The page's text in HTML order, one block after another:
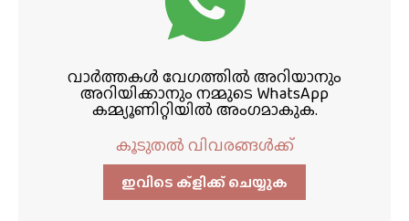
വാർത്തകൾ വേഗത്തിൽ അറിയാനും
അറിയിക്കാനും നമ്മുടെ WhatsApp
കമ്മ്യൂണിറ്റിയിൽ അംഗമാകുക.
കൂടുതൽ വിവരങ്ങൾക്ക്
ഇവിടെ ക്ളിക്ക്‌ ചെയ്യുക